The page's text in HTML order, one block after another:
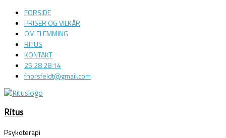
FORSIDE
PRISER OG VILKÅR
OM FLEMMING
RITUS
KONTAKT
25 28 28 14
fhorsfeldt@gmail.com
Ritus
Psykoterapi